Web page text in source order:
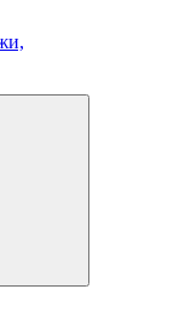
политики,